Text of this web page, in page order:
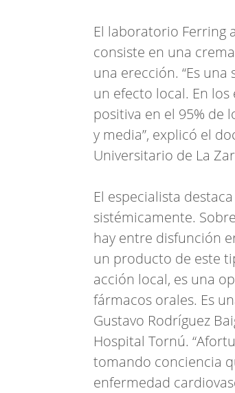
El laboratorio Ferring
consiste en una
una erección. “Es
un efecto local. En
positiva en el 95% de
y media”, explicó el
Universitario de La
El especialista
sistémicamente.
hay entre disfunción
un producto de este
acción local, es una
fármacos orales. Es
Gustavo Rodríguez
Hospital Tornú.
tomando conciencia
enfermedad